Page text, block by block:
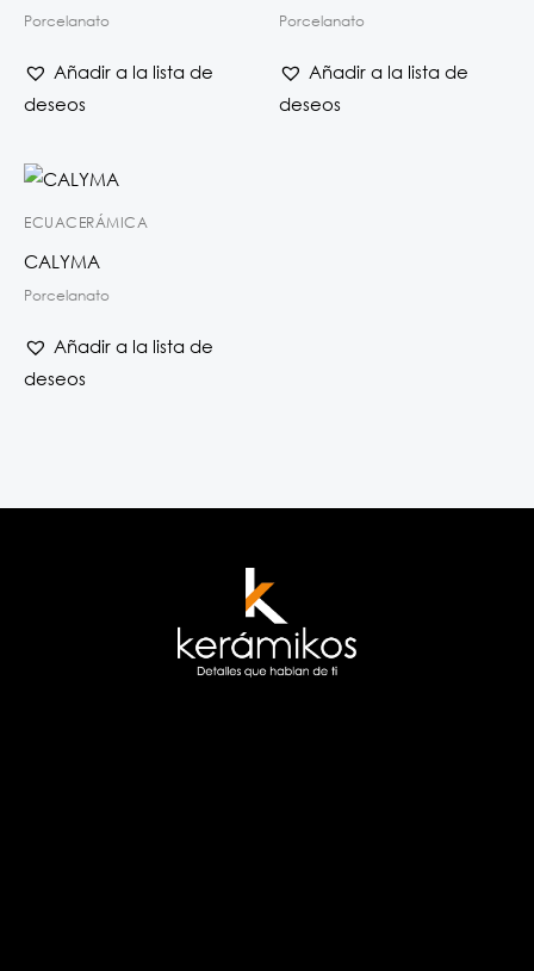
Porcelanato
Añadir a la lista de
deseos
Porcelanato
Añadir a la lista de
deseos
ECUACERÁMICA
CALYMA
Porcelanato
Añadir a la lista de
deseos